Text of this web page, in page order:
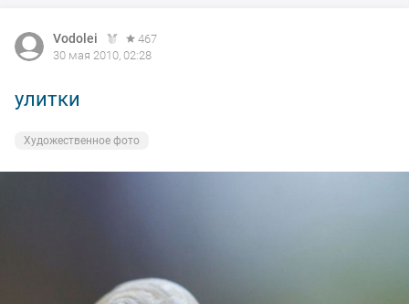
Vodolei
467
30 мая 2010, 02:28
улитки
Художественное фото